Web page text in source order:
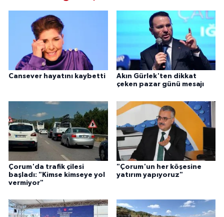
Cansever hayatını kaybetti
Akın Gürlek'ten dikkat
çeken pazar günü mesajı
Çorum'da trafik çilesi
başladı: "Kimse kimseye yol
vermiyor"
"Çorum'un her köşesine
yatırım yapıyoruz"